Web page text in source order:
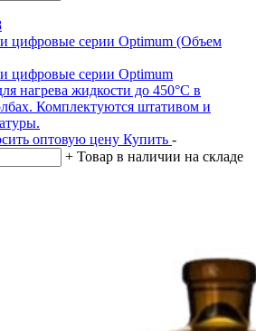
цифровые серии Optimum (Объем
цифровые серии Optimum
нагрева жидкости до 450°С в
Комплектуются штативом и
оптовую цену Купить -
+ Товар в наличии на складе